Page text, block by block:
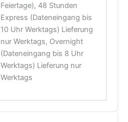
Feiertage), 48 Stunden
Express (Dateneingang bis
10 Uhr Werktags) Lieferung
nur Werktags, Overnight
(Dateneingang bis 8 Uhr
Werktags) Lieferung nur
Werktags